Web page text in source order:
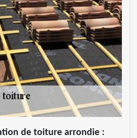
de toiture arrondie :